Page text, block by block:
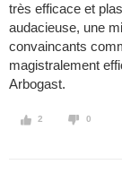
très efficace et
audacieuse, une
convaincants
magistralement
Arbogast.
2 0